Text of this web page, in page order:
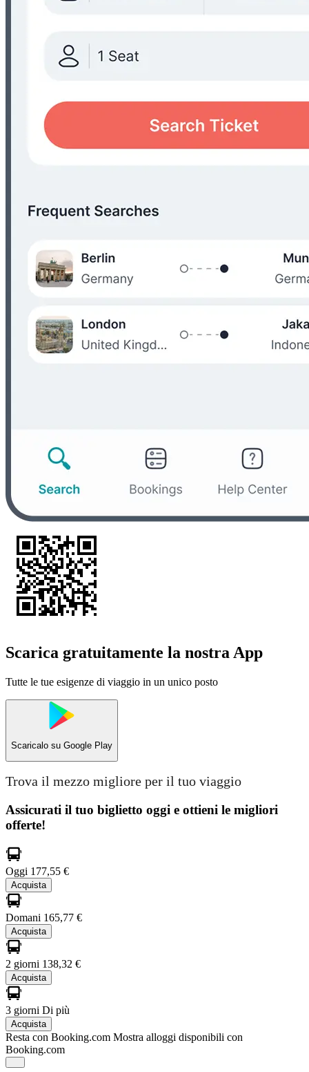
Scarica gratuitamente la nostra App
Tutte le tue esigenze di viaggio in un unico posto
Scaricalo su Google Play
Trova il mezzo migliore per il tuo viaggio
Assicurati il ​​tuo biglietto oggi e ottieni le migliori
offerte!
Oggi 177,55 €
Acquista
Domani 165,77 €
Acquista
2 giorni 138,32 €
Acquista
3 giorni Di più
Acquista
Resta con Booking.com Mostra alloggi disponibili con
Booking.com